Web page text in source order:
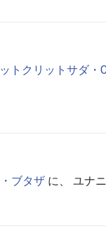
トクリットサダ・
ブタザ に、 ユナ